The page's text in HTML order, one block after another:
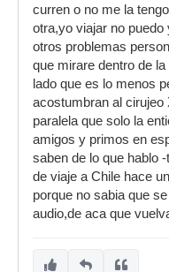
curren o no me la
otra,yo viajar no
otros problemas
que mirare dentro de
lado que es lo menos
acostumbran al cirujeo
paralela que solo la
amigos y primos en
saben de lo que hablo
de viaje a Chile hace
porque no sabia que
audio,de aca que